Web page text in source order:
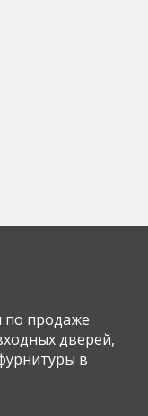
по продаже
дверей,
в